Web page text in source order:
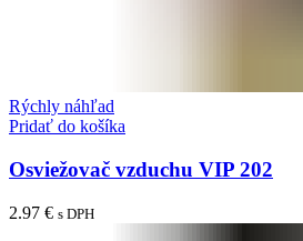
Rýchly náhľad
Pridať do košíka
Osviežovač vzduchu VIP 202
2.97 € s DPH